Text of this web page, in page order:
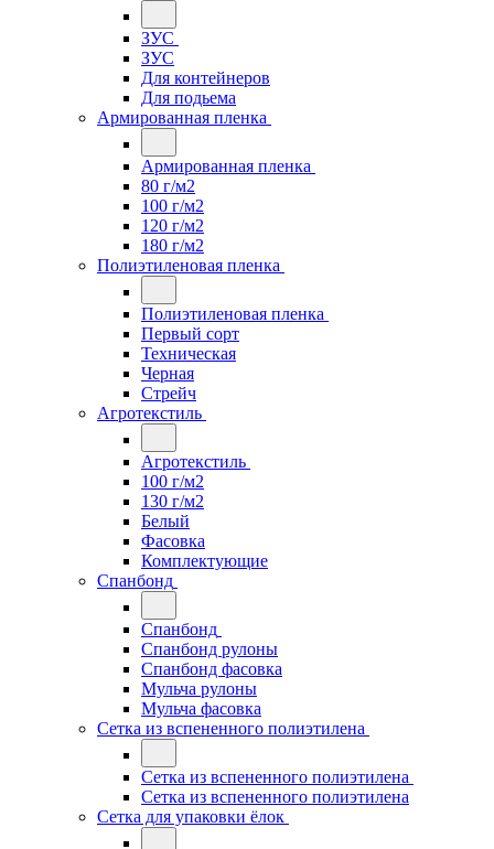
ЗУС
ЗУС
Для контейнеров
Для подьема
Армированная пленка
Армированная пленка
80 г/м2
100 г/м2
120 г/м2
180 г/м2
Полиэтиленовая пленка
Полиэтиленовая пленка
Первый сорт
Техническая
Черная
Стрейч
Агротекстиль
Агротекстиль
100 г/м2
130 г/м2
Белый
Фасовка
Комплектующие
Спанбонд
Спанбонд
Спанбонд рулоны
Спанбонд фасовка
Мульча рулоны
Мульча фасовка
Сетка из вспененного полиэтилена
Сетка из вспененного полиэтилена
Сетка из вспененного полиэтилена
Сетка для упаковки ёлок